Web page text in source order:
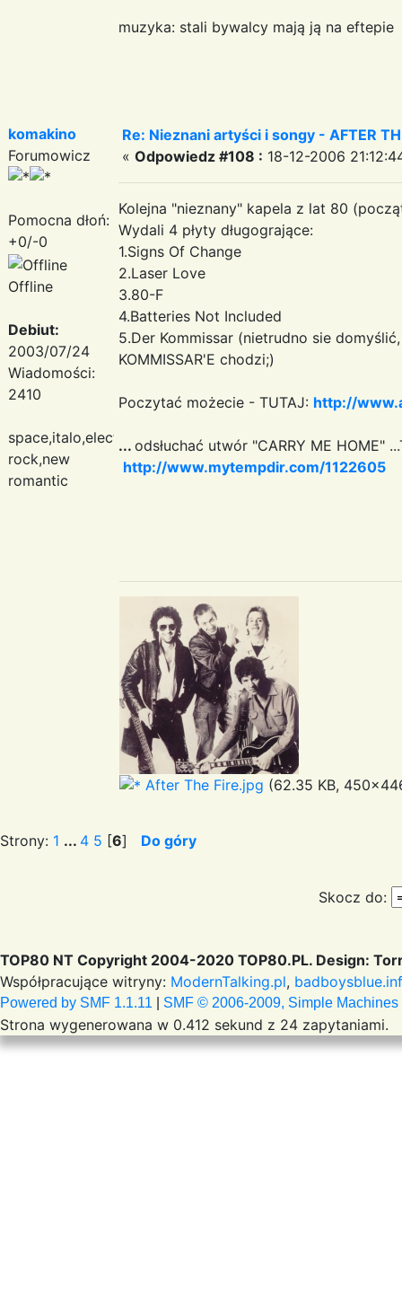
muzyka: stali bywalcy mają ją na eftepie
komakino
Forumowicz
Pomocna dłoń:
+0/-0
Offline
Debiut:
2003/07/24
Wiadomości:
2410
space,italo,electronic
rock,new
romantic
Re: Nieznani artyści i songy - AFTER
« Odpowiedz #108 : 18-12-2006
Kolejna "nieznany" kapela z lat 80
Wydali 4 płyty długogrające:
1.Signs Of Change
2.Laser Love
3.80-F
4.Batteries Not Included
5.Der Kommissar (nietrudno sie
KOMMISSAR'E chodzi;)
Poczytać możecie - TUTAJ: http://
... odsłuchać utwór "CARRY ME HOME"
http://www.mytempdir.com/1122605
After The Fire.jpg (62.35 KB,
Strony: 1 ... 4 5 [6] Do góry
Skocz do:
TOP80 NT Copyright 2004-2020 TOP80.PL. Design:
Współpracujące witryny: ModernTalking.pl,
Powered by SMF 1.1.11 SMF © 2006-2009, Simple Machines
Strona wygenerowana w 0.412 sekund z 24 zapytaniami.